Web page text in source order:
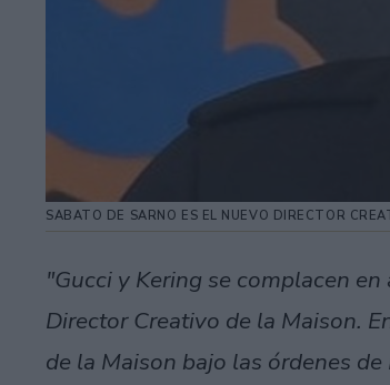
SABATO DE SARNO ES EL NUEVO DIRECTOR
"Gucci y Kering se complacen
Director Creativo de la Maison.
de la Maison bajo las órdenes